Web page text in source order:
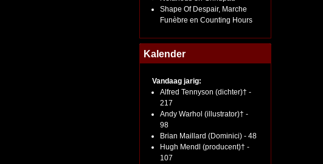
Shape Of Despair, Marche
Funèbre en Counting Hours
Kalender
Vandaag jarig:
Alfred Tennyson (dichter)† -
217
Andy Warhol (illustrator)† -
98
Brian Maillard (Dominici) - 48
Hugh Mendl (producent)† -
107